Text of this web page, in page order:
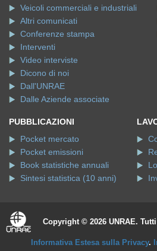
Veicoli commerciali e industriali
Altri comunicati
Conferenze stampa
Interventi
Video interviste
Dicono di noi
Dall'UNRAE
Dalle Aziende associate
PUBBLICAZIONI
Pocket mercato
Pocket emissioni
Book statistiche annuali
Sintesi statistica (10 anni)
Copyright © 2026 UNRAE.
Informativa Estesa sulla Privacy.